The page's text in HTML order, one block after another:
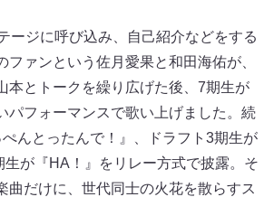
ージに呼び込み、自己紹介などをする
ファンという佐月愛果と和田海佑が、
本とトークを繰り広げた後、7期生が
パフォーマンスで歌い上げました。続
んとったんで！』、ドラフト3期生が
生が『HA！』をリレー方式で披露。そ
曲だけに、世代同士の火花を散らすス